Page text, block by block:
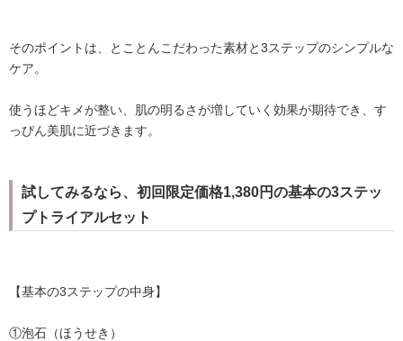
そのポイントは、とことんこだわった素材と3ステップのシンプルな
ケア。
使うほどキメが整い、肌の明るさが増していく効果が期待でき、す
っぴん美肌に近づきます。
試してみるなら、初回限定価格1,380円の基本の3ステッ
プトライアルセット
【基本の3ステップの中身】
①泡石（ほうせき）